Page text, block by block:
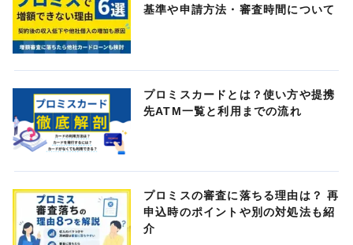
基準や申請方法・審査時間について
プロミスカードとは？使い方や提携
先ATM一覧と利用までの流れ
プロミスの審査に落ちる理由は？ 再
申込時のポイントや別の対処法も紹
介